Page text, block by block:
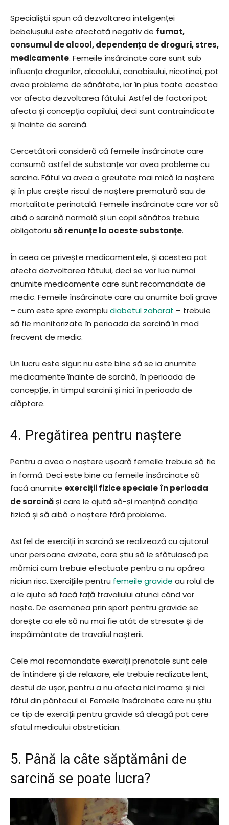
Specialiștii spun că dezvoltarea inteligenței
bebelușului este afectată negativ de fumat,
consumul de alcool, dependența de droguri, stres,
medicamente. Femeile însărcinate care sunt sub
influența drogurilor, alcoolului, canabisului, nicotinei, pot
avea probleme de sănătate, iar în plus toate acestea
vor afecta dezvoltarea fătului. Astfel de factori pot
afecta și concepția copilului, deci sunt contraindicate
și înainte de sarcină.
Cercetătorii consideră că femeile însărcinate care
consumă astfel de substanțe vor avea probleme cu
sarcina. Fătul va avea o greutate mai mică la naștere
și în plus crește riscul de naștere prematură sau de
mortalitate perinatală. Femeile însărcinate care vor să
aibă o sarcină normală și un copil sănătos trebuie
obligatoriu să renunțe la aceste substanțe.
În ceea ce privește medicamentele, și acestea pot
afecta dezvoltarea fătului, deci se vor lua numai
anumite medicamente care sunt recomandate de
medic. Femeile însărcinate care au anumite boli grave
– cum este spre exemplu diabetul zaharat – trebuie
să fie monitorizate în perioada de sarcină în mod
frecvent de medic.
Un lucru este sigur: nu este bine să se ia anumite
medicamente înainte de sarcină, în perioada de
concepție, în timpul sarcinii și nici în perioada de
alăptare.
4. Pregătirea pentru naștere
Pentru a avea o naștere ușoară femeile trebuie să fie
în formă. Deci este bine ca femeile însărcinate să
facă anumite exerciții fizice speciale în perioada
de sarcinăși care le ajută să-și mențină condiția
fizică și să aibă o naștere fără probleme.
Astfel de exerciții în sarcină se realizează cu ajutorul
unor persoane avizate, care știu să le sfătuiască pe
mămici cum trebuie efectuate pentru a nu apărea
niciun risc. Exercițiile pentru femeile gravide au rolul de
a le ajuta să facă față travaliului atunci când vor
naște. De asemenea prin sport pentru gravide se
dorește ca ele să nu mai fie atât de stresate și de
înspăimântate de travaliul nașterii.
Cele mai recomandate exerciții prenatale sunt cele
de întindere și de relaxare, ele trebuie realizate lent,
destul de ușor, pentru a nu afecta nici mama și nici
fătul din pântecul ei. Femeile însărcinate care nu știu
ce tip de exerciții pentru gravide să aleagă pot cere
sfatul medicului obstretician.
5. Până la câte săptămâni de
sarcină se poate lucra?